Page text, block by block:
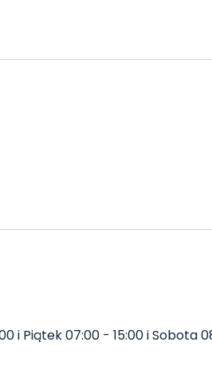
i Piątek 07:00 - 15:00 i Sobota